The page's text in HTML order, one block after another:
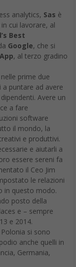
analytics, Sas è
cui lavorare, al
Best
Google, che si
, al terzo gradino
prime due
puntare ad avere
Avere un
a fare
software
il mondo, la
e produttivi.
e aiutarli a
essere sereni fa
il Ceo Jim
le relazioni
in questo modo.
posto della
e – sempre
e 2014.
si sono
anche quelli in
Germania,